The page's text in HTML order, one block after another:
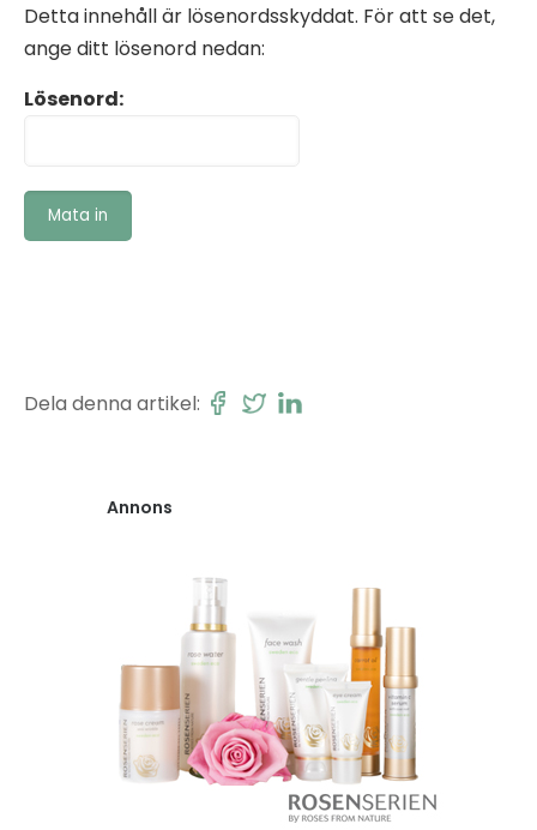
Detta innehåll är lösenordsskyddat. För att se det,
ange ditt lösenord nedan:
Lösenord:
Dela denna artikel:
Annons